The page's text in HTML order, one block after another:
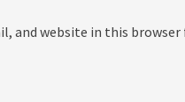
and website in this